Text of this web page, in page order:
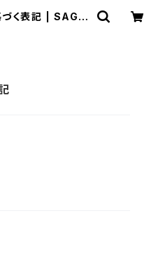
く表記 | SAGA